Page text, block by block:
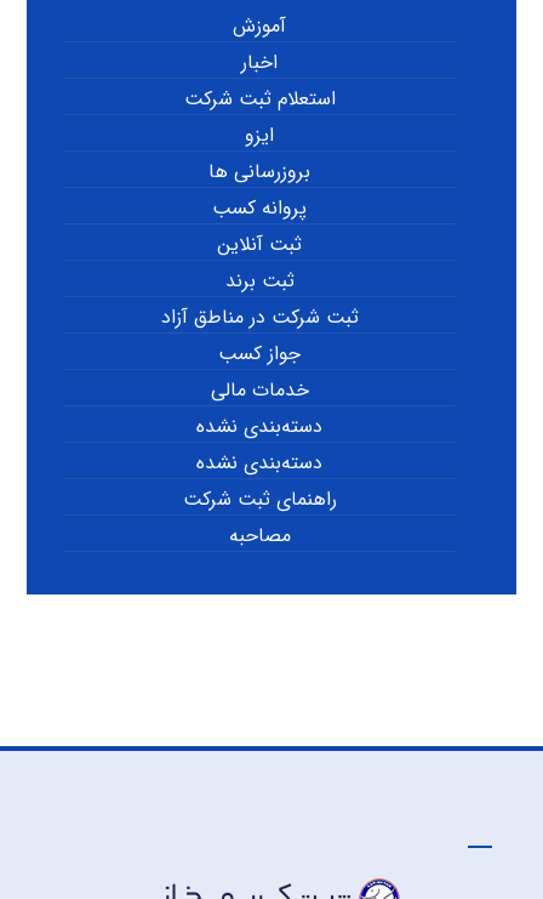
آموزش
اخبار
استعلام ثبت شرکت
ایزو
بروزرسانی ها
پروانه کسب
ثبت آنلاین
ثبت برند
ثبت شرکت در مناطق آزاد
جواز کسب
خدمات مالی
دسته‌بندی نشده
دسته‌بندی نشده
راهنمای ثبت شرکت
مصاحبه